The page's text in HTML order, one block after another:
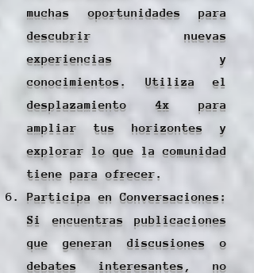
muchas oportunidades para
descubrir nuevas
experiencias y
conocimientos. Utiliza el
desplazamiento 4x para
ampliar tus horizontes y
explorar lo que la comunidad
tiene para ofrecer.
Participa en Conversaciones:
Si encuentras publicaciones
que generan discusiones o
debates interesantes, no